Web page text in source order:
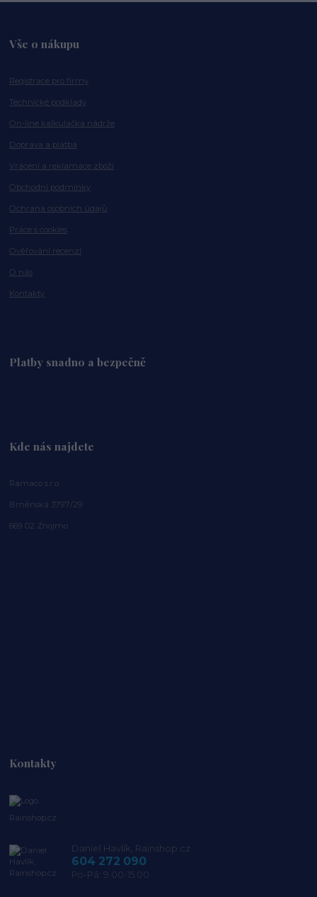
Vše o nákupu
Registrace pro firmy
Technické podklady
On-line kalkulačka nádrže
Doprava a platba
Vrácení a reklamace zboží
Obchodní podmínky
Ochrana osobních údajů
Práce s cookies
Ověřování recenzí
O nás
Kontakty
Platby snadno a bezpečně
Kde nás najdete
Ramaco s.r.o.
Brněnská 3797/29
669 02 Znojmo
Kontakty
Rainshop.cz
Daniel Havlík, Rainshop.cz
604 272 090
Po-Pá: 9.00-15.00